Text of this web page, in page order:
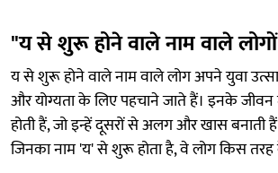
"य से शुरू होने वाले नाम वाले
य से शुरू होने वाले नाम वाले लोग अपने युवा
और योग्यता के लिए पहचाने जाते हैं। इनके
होती हैं, जो इन्हें दूसरों से अलग और खास
जिनका नाम 'य' से शुरू होता है, वे लोग किस